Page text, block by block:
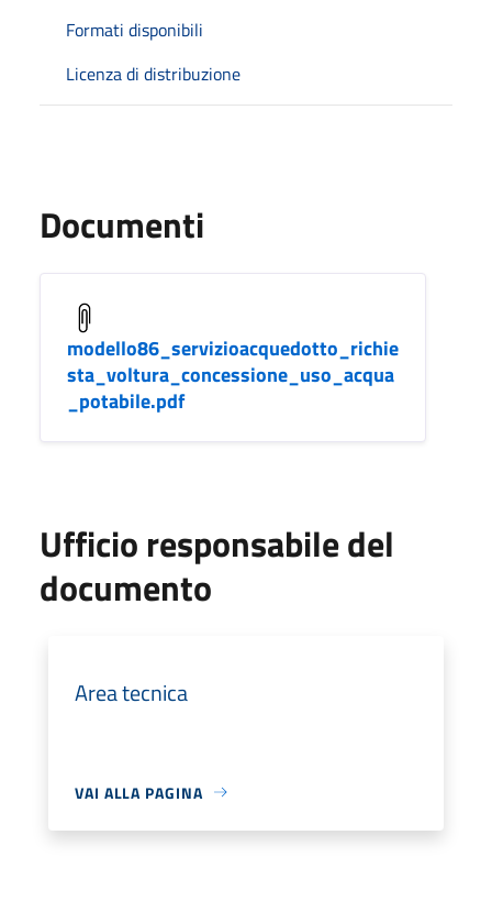
Formati disponibili
Licenza di distribuzione
Documenti
modello86_servizioacquedotto_richie
sta_voltura_concessione_uso_acqua
_potabile.pdf
Ufficio responsabile del
documento
Area tecnica
VAI ALLA PAGINA